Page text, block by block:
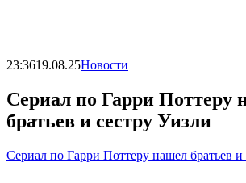
23:3619.08.25Новости
Сериал по Гарри Поттеру
братьев и сестру Уизли
Сериал по Гарри Поттеру нашел братьев и